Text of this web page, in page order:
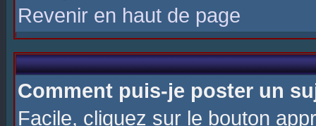
Revenir en haut de page
Comment puis-je poster un
Facile, cliquez sur le bouton